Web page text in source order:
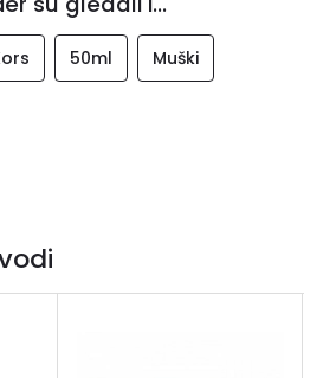
50ml Muški